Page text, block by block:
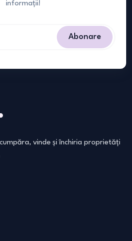
informații!
Abonare
vinde și închiria proprietăți